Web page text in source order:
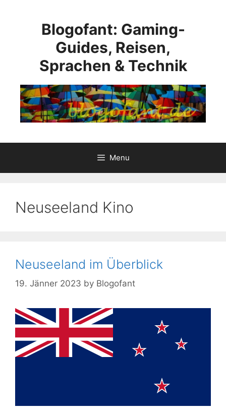
Blogofant: Gaming-
Guides, Reisen,
Sprachen & Technik
Menu
Neuseeland Kino
Neuseeland im Überblick
19. Jänner 2023 by Blogofant